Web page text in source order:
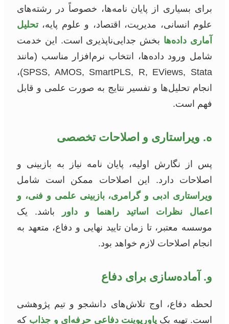
برای بسیاری از پایان نامه‌ها، خصوصاً در رشته‌های
علوم انسانی، مدیریت، اقتصاد، و علوم پایه، تحلیل
آماری داده‌ها بخش جدایی‌ناپذیری است. این خدمت
شامل ورود داده‌ها، انتخاب نرم‌افزار مناسب (مانند
SPSS, AMOS, SmartPLS, R, EViews, Stata)،
انجام تحلیل‌ها و تفسیر نتایج به صورت علمی و قابل
فهم است.
ه. ویراستاری و اصلاحات تخصصی
پس از نگارش اولیه، پایان نامه نیاز به بازبینی و
اصلاحات دارد. این اصلاحات ممکن است شامل
ویراستاری ادبی و گرامری، بازبینی علمی و فنی، و
اعمال نظرات اساتید راهنما و داور
باشد. یک
موسسه معتبر، تا زمان تایید نهایی و دفاع، متعهد به
انجام اصلاحات لازم خواهد بود.
و. آماده‌سازی برای دفاع
لحظه دفاع، اوج تلاش‌های دانشجو و تیم پژوهشی
است. تهیه یکپاورپوینت دفاعی حرفه‌ای و جذاب که